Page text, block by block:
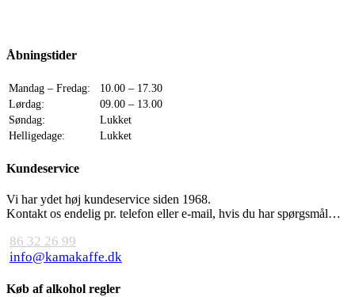
Åbningstider
Mandag – Fredag:
10.00 – 17.30
Lørdag:
09.00 – 13.00
Søndag:
Lukket
Helligedage:
Lukket
Kundeservice
Vi har ydet høj kundeservice siden 1968.
Kontakt os endelig pr. telefon eller e-mail, hvis du har spørgsmål…
86 32 26 99
info@kamakaffe.dk
Køb af alkohol regler